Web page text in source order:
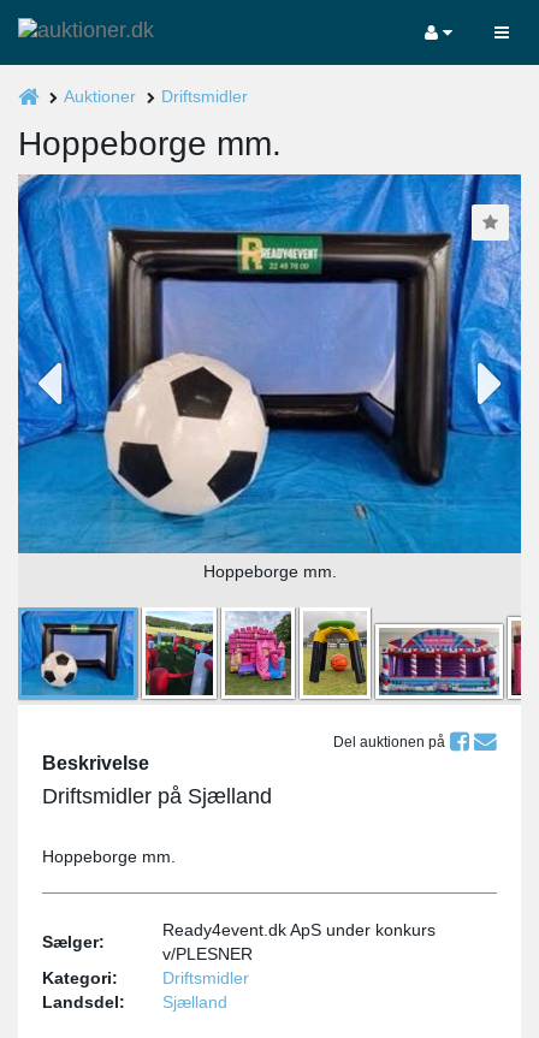
Auktioner Driftsmidler
Hoppeborge mm.
Hoppeborge mm.
Del auktionen på
Beskrivelse
Driftsmidler på Sjælland
Hoppeborge mm.
Sælger:
Ready4event.dk ApS under konkurs
v/PLESNER
Kategori:
Driftsmidler
Landsdel:
Sjælland